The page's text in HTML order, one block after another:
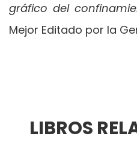
gráfico del
Mejor Editado por la
LIBROS